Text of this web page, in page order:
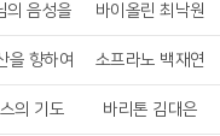
의 음성을 바이올린 최낙원
을 향하여 소프라노 백재연
의 기도 바리톤 김대은